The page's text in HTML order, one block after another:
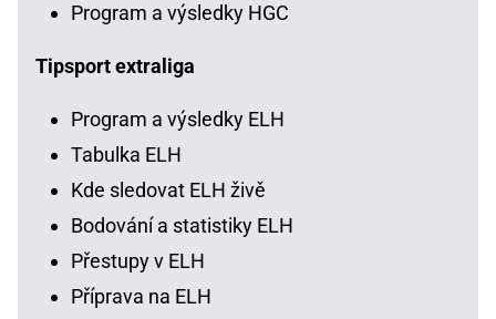
Program a výsledky HGC
Tipsport extraliga
Program a výsledky ELH
Tabulka ELH
Kde sledovat ELH živě
Bodování a statistiky ELH
Přestupy v ELH
Příprava na ELH